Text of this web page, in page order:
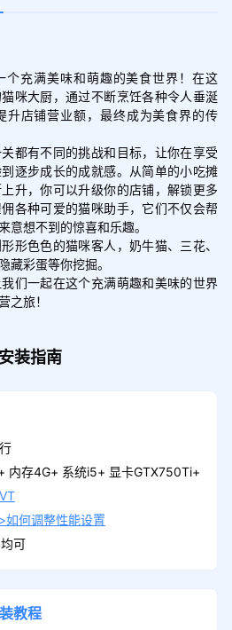
充满美味和萌趣的美食世界！在这
咪大厨，通过不断烹饪各种令人垂涎
升店铺营业额，最终成为美食界的传
都有不同的挑战和目标，让你在享受
逐步成长的成就感。从简单的小吃摊
升，你可以升级你的店铺，解锁更多
各种可爱的猫咪助手，它们不仅会帮
意想不到的惊喜和乐趣。
形色色的猫咪客人，奶牛猫、三花、
彩蛋等你挖掘。
们一起在这个充满萌趣和美味的世界
之旅！
安装指南
内存4G+ 系统i5+ 显卡GTX750Ti+
如何调整性能设置
可
教程